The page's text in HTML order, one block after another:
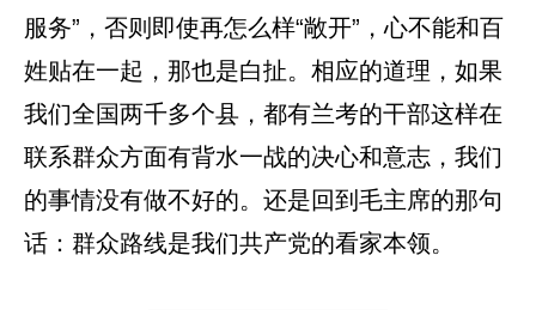
服务”，否则即使再怎么样“敞开”，心不能和百
姓贴在一起，那也是白扯。相应的道理，如果
我们全国两千多个县，都有兰考的干部这样在
联系群众方面有背水一战的决心和意志，我们
的事情没有做不好的。还是回到毛主席的那句
话：群众路线是我们共产党的看家本领。